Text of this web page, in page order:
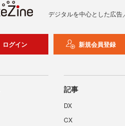
デジタルを中心とした広告
ログイン 新規会員登録
記事
DX
CX